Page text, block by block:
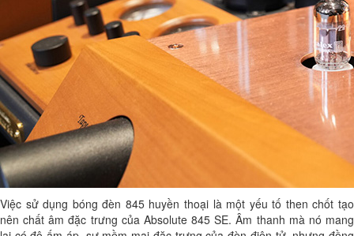
Việc sử dụng bóng đèn 845 huyền thoại là một yếu tố then chốt tạo
nên chất âm đặc trưng của Absolute 845 SE. Âm thanh mà nó mang